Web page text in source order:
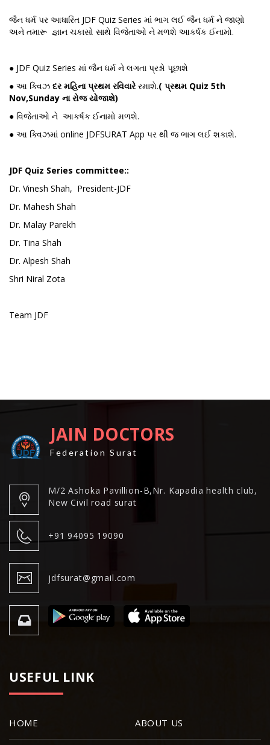
જૈન ધર્મ પર આધારિત JDF Quiz Series માં ભાગ લઈ જૈન ધર્મ ને જાણો
અને તમારૂ જ્ઞાન ચકાસો સાથે વિજેતાઓ ને મળશે આકર્ષક ઈનામો.
● JDF Quiz Series માં જૈન ધર્મ ને લગતા પ્રશ્નો પૂછાશે
● આ ક્વિઝ દર મહિના પ્રથમ રવિવારેરમાશે.( પ્રથમ Quiz 5th
Nov,Sunday ના રોજ યોજાશે)
● વિજેતાઓ ને આકર્ષક ઈનામો મળશે.
● આ ક્વિઝમાં online JDFSURAT App પર થી જ ભાગ લઈ શકાશે.
JDF Quiz Series committee::
Dr. Vinesh Shah, President-JDF
Dr. Mahesh Shah
Dr. Malay Parekh
Dr. Tina Shah
Dr. Alpesh Shah
Shri Niral Zota
Team JDF
JAIN DOCTORS
Federation Surat
M/2 Ashoka Pavillion-B,Nr. Kapadia health club,
New Civil road surat
+91 94095 19090
jdfsurat@gmail.com
USEFUL LINK
HOME ABOUT US